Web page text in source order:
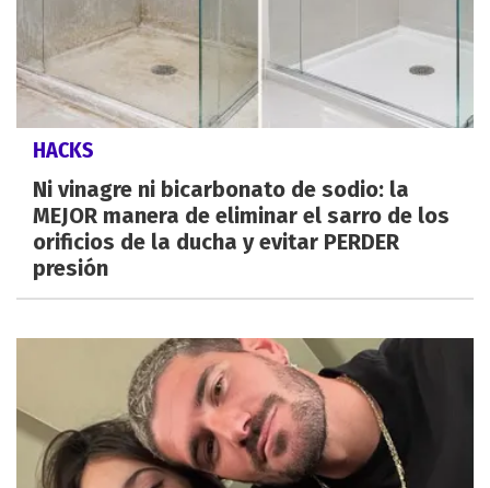
HACKS
Ni vinagre ni bicarbonato de sodio: la
MEJOR manera de eliminar el sarro de los
orificios de la ducha y evitar PERDER
presión